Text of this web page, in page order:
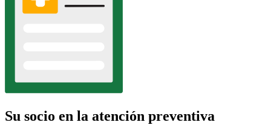
Su socio en la atención preventiva